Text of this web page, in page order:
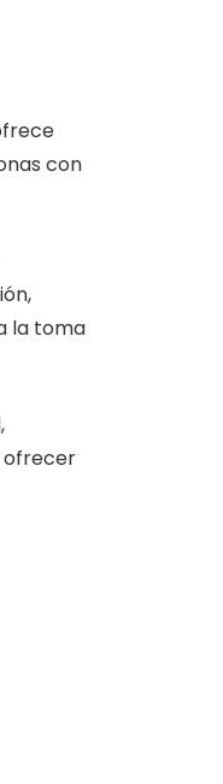
con
la toma
ofrecer